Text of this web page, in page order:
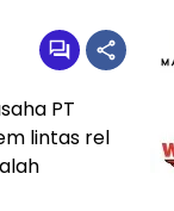
PT
lintas rel